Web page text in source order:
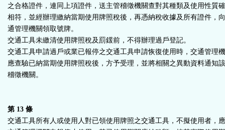
之合格證件，連同上項證件，送主管稽徵機關查對其種類及使用性質
相符，並經辦理繳納當期使用牌照稅後，再憑納稅收據及所有證件，
通管理機關領取號牌。
交通工具未繳清使用牌照稅及罰鍰前，不得辦理過戶登記。
交通工具申請過戶或業已報停之交通工具申請恢復使用時，交通管理
應查驗已納當期使用牌照稅後，方予受理，並將相關之異動資料通知
稽徵機關。
第 13 條
交通工具所有人或使用人對已領使用牌照之交通工具，不擬使用者，